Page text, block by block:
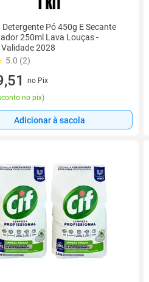
Detergente Pó 450g E Secante
250ml Lava Louças -
2028
5.0 (2)
no Pix
no pix)
Adicionar à sacola